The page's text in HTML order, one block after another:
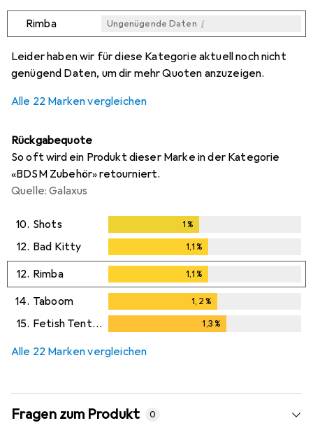
Rimba Ungenügende Daten i
Leider haben wir für diese Kategorie aktuell noch nicht
genügend Daten, um dir mehr Quoten anzuzeigen.
Alle 22 Marken vergleichen
Rückgabequote
So oft wird ein Produkt dieser Marke in der Kategorie
«BDSM Zubehör» retourniert.
Quelle: Galaxus
10. Shots 1%
12. Bad Kitty 1,1%
12. Rimba 1,1%
14. Taboom 1,2%
15. Fetish Tentation 1,3%
Alle 22 Marken vergleichen
Fragen zum Produkt 0